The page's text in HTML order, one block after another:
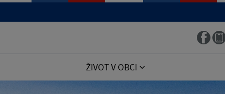
ŽIVOT V OBCI